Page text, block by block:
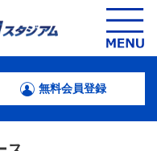
無料会員登録